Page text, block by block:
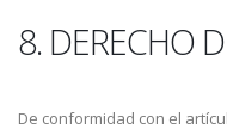
8. DERECHO
De conformidad con el